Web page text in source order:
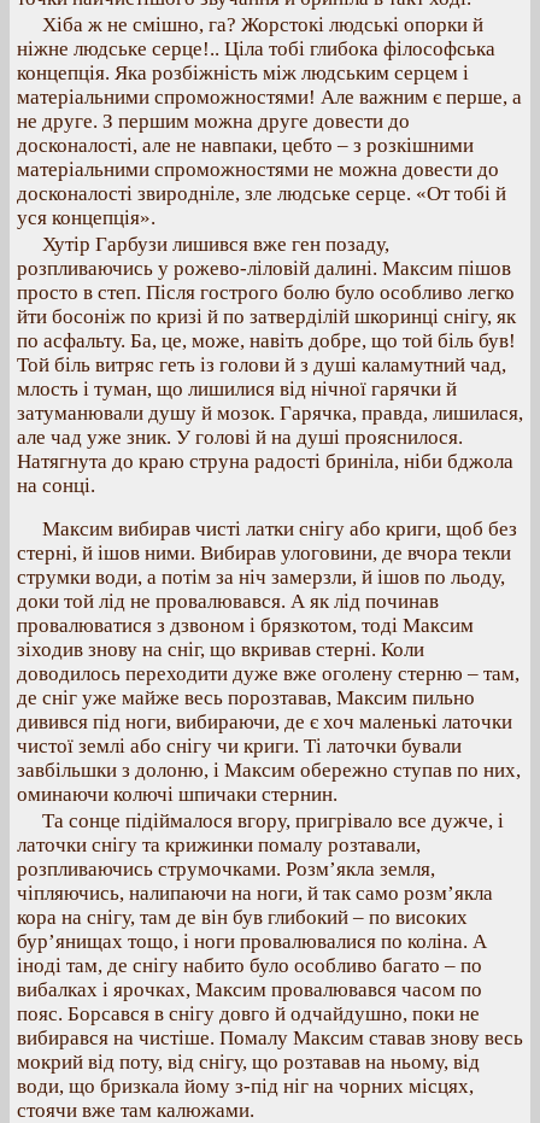
Хіба ж не смішно, га? Жорстокі людські опорки й
ніжне людське серце!.. Ціла тобі глибока філософська
концепція. Яка розбіжність між людським серцем і
матеріальними спроможностями! Але важним є перше, а
не друге. З першим можна друге довести до
досконалості, але не навпаки, цебто – з розкішними
матеріальними спроможностями не можна довести до
досконалості звиродніле, зле людське серце. «От тобі й
уся концепція».
Хутір Гарбузи лишився вже ген позаду,
розпливаючись у рожево-ліловій далині. Максим пішов
просто в степ. Після гострого болю було особливо легко
йти босоніж по кризі й по затверділій шкоринці снігу, як
по асфальту. Ба, це, може, навіть добре, що той біль був!
Той біль витряс геть із голови й з душі каламутний чад,
млость і туман, що лишилися від нічної гарячки й
затуманювали душу й мозок. Гарячка, правда, лишилася,
але чад уже зник. У голові й на душі прояснилося.
Натягнута до краю струна радості бриніла, ніби бджола
на сонці.
Максим вибирав чисті латки снігу або криги, щоб без
стерні, й ішов ними. Вибирав улоговини, де вчора текли
струмки води, а потім за ніч замерзли, й ішов по льоду,
доки той лід не провалювався. А як лід починав
провалюватися з дзвоном і брязкотом, тоді Максим
зіходив знову на сніг, що вкривав стерні. Коли
доводилось переходити дуже вже оголену стерню – там,
де сніг уже майже весь порозтавав, Максим пильно
дивився під ноги, вибираючи, де є хоч маленькі латочки
чистої землі або снігу чи криги. Ті латочки бували
завбільшки з долоню, і Максим обережно ступав по них,
оминаючи колючі шпичаки стернин.
Та сонце підіймалося вгору, пригрівало все дужче, і
латочки снігу та крижинки помалу розтавали,
розпливаючись струмочками. Розм’якла земля,
чіпляючись, налипаючи на ноги, й так само розм’якла
кора на снігу, там де він був глибокий – по високих
бур’янищах тощо, і ноги провалювалися по коліна. А
іноді там, де снігу набито було особливо багато – по
вибалках і ярочках, Максим провалювався часом по
пояс. Борсався в снігу довго й одчайдушно, поки не
вибирався на чистіше. Помалу Максим ставав знову весь
мокрий від поту, від снігу, що розтавав на ньому, від
води, що бризкала йому з-під ніг на чорних місцях,
стоячи вже там калюжами.